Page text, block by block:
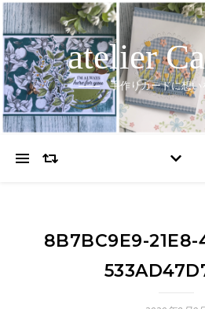
atelier
手作りカードに想い
8B7BC9E9-21E8-